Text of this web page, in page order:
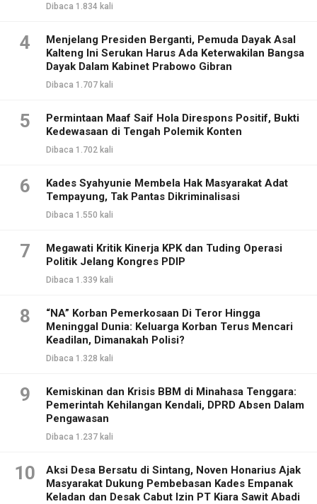
Dibaca 1.834 kali
4
Menjelang Presiden Berganti, Pemuda Dayak Asal
Kalteng Ini Serukan Harus Ada Keterwakilan Bangsa
Dayak Dalam Kabinet Prabowo Gibran
Dibaca 1.707 kali
5
Permintaan Maaf Saif Hola Direspons Positif, Bukti
Kedewasaan di Tengah Polemik Konten
Dibaca 1.702 kali
6
Kades Syahyunie Membela Hak Masyarakat Adat
Tempayung, Tak Pantas Dikriminalisasi
Dibaca 1.550 kali
7
Megawati Kritik Kinerja KPK dan Tuding Operasi
Politik Jelang Kongres PDIP
Dibaca 1.339 kali
8
“NA” Korban Pemerkosaan Di Teror Hingga
Meninggal Dunia: Keluarga Korban Terus Mencari
Keadilan, Dimanakah Polisi?
Dibaca 1.328 kali
9
Kemiskinan dan Krisis BBM di Minahasa Tenggara:
Pemerintah Kehilangan Kendali, DPRD Absen Dalam
Pengawasan
Dibaca 1.237 kali
10
Aksi Desa Bersatu di Sintang, Noven Honarius Ajak
Masyarakat Dukung Pembebasan Kades Empanak
Keladan dan Desak Cabut Izin PT Kiara Sawit Abadi